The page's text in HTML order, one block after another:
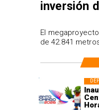
inversión
El
de 42.841